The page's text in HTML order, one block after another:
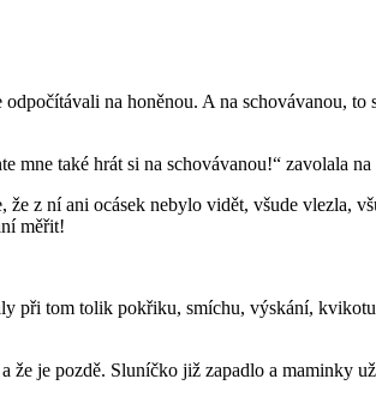
na honěnou. A na schovávanou,
mne také hrát si na schovávanou!“ zavolala
z ní ani ocásek nebylo vidět, všude vlezla,
měřit!
při tom tolik pokřiku, smíchu, výskání,
že je pozdě. Sluníčko již zapadlo a maminky